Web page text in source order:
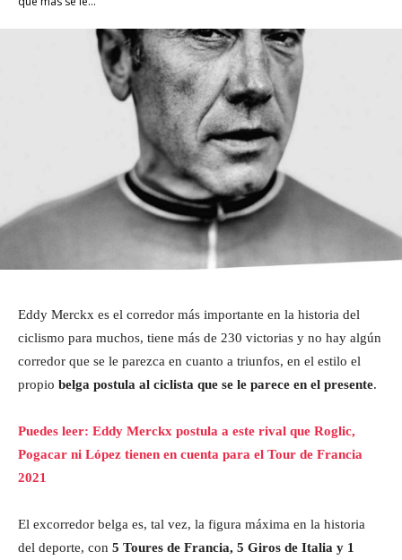
Eddy Merckx es el corredor más importante en la historia del
ciclismo para muchos, tiene más de 230 victorias y no hay algún
corredor que se le parezca en cuanto a triunfos, en el estilo el
propio belga postula al ciclista que se le parece en el presente.
Puedes leer: Eddy Merckx postula a este rival que Roglic,
Pogacar ni López tienen en cuenta para el Tour de Francia
2021
El excorredor belga es, tal vez, la figura máxima en la historia
del deporte, con 5 Toures de Francia, 5 Giros de Italia y 1